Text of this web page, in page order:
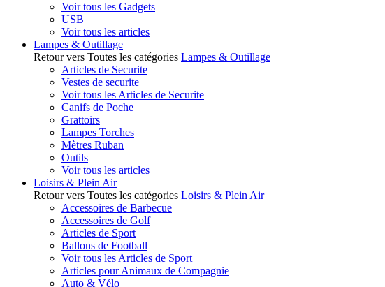
Voir tous les Gadgets
USB
Voir tous les articles
Lampes & Outillage
Retour vers Toutes les catégories Lampes & Outillage
Articles de Securite
Vestes de securite
Voir tous les Articles de Securite
Canifs de Poche
Grattoirs
Lampes Torches
Mètres Ruban
Outils
Voir tous les articles
Loisirs & Plein Air
Retour vers Toutes les catégories Loisirs & Plein Air
Accessoires de Barbecue
Accessoires de Golf
Articles de Sport
Ballons de Football
Voir tous les Articles de Sport
Articles pour Animaux de Compagnie
Auto & Vélo